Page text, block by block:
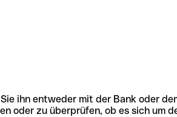
ihn entweder mit der Bank oder
zu überprüfen, ob es sich um